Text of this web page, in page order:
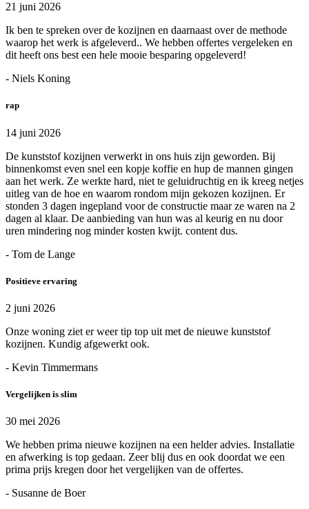
21 juni 2026
Ik ben te spreken over de kozijnen en daarnaast over de methode
waarop het werk is afgeleverd.. We hebben offertes vergeleken en
dit heeft ons best een hele mooie besparing opgeleverd!
- Niels Koning
rap
14 juni 2026
De kunststof kozijnen verwerkt in ons huis zijn geworden. Bij
binnenkomst even snel een kopje koffie en hup de mannen gingen
aan het werk. Ze werkte hard, niet te geluidruchtig en ik kreeg netjes
uitleg van de hoe en waarom rondom mijn gekozen kozijnen. Er
stonden 3 dagen ingepland voor de constructie maar ze waren na 2
dagen al klaar. De aanbieding van hun was al keurig en nu door
uren mindering nog minder kosten kwijt. content dus.
- Tom de Lange
Positieve ervaring
2 juni 2026
Onze woning ziet er weer tip top uit met de nieuwe kunststof
kozijnen. Kundig afgewerkt ook.
- Kevin Timmermans
Vergelijken is slim
30 mei 2026
We hebben prima nieuwe kozijnen na een helder advies. Installatie
en afwerking is top gedaan. Zeer blij dus en ook doordat we een
prima prijs kregen door het vergelijken van de offertes.
- Susanne de Boer